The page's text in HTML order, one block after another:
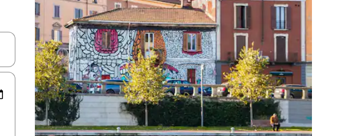
vers le haut et vers le bas pour les parcourir ou en appuyant et en faisant glisser.